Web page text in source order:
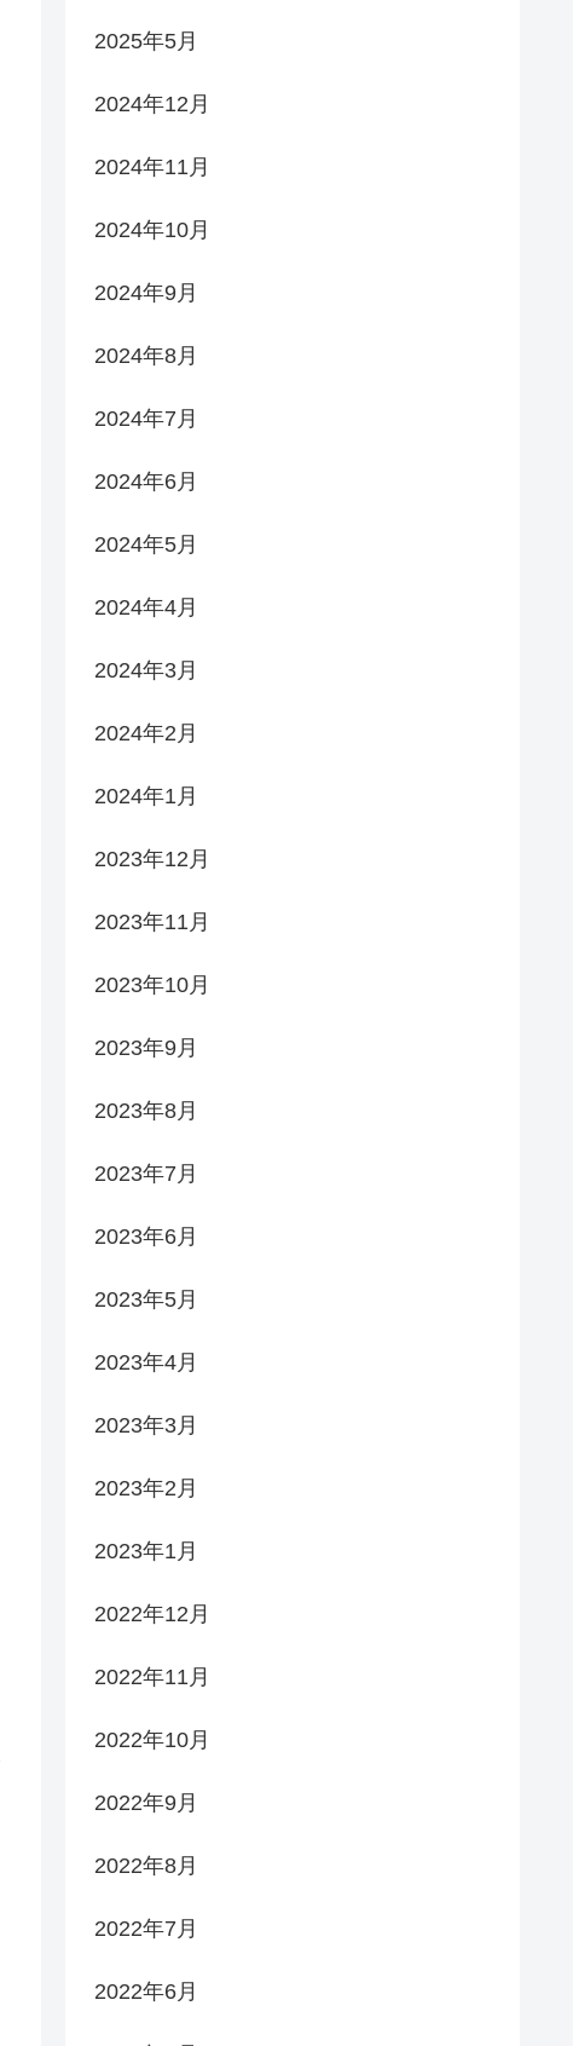
2025年5月
2024年12月
2024年11月
2024年10月
2024年9月
2024年8月
2024年7月
2024年6月
2024年5月
2024年4月
2024年3月
2024年2月
2024年1月
2023年12月
2023年11月
2023年10月
2023年9月
2023年8月
2023年7月
2023年6月
2023年5月
2023年4月
2023年3月
2023年2月
2023年1月
2022年12月
2022年11月
2022年10月
2022年9月
2022年8月
2022年7月
2022年6月